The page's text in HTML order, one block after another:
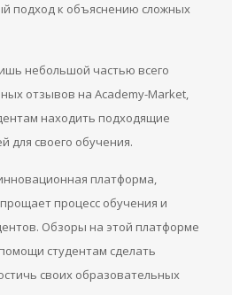
подход к объяснению сложных
небольшой частью всего
отзывов на Academy-Market,
находить подходящие
для своего обучения.
платформа,
процесс обучения и
Обзоры на этой платформе
студентам сделать
своих образовательных